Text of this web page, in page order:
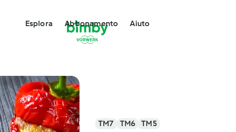
Esplora Abbonamento Aiuto
TM7 TM6 TM5